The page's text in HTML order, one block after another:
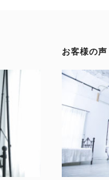
お客様の声